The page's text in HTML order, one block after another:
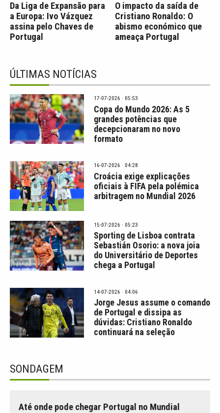
Da Liga de Expansão para
a Europa: Ivo Vázquez
assina pelo Chaves de
Portugal
O impacto da saída de
Cristiano Ronaldo: O
abismo económico que
ameaça Portugal
ÚLTIMAS NOTÍCIAS
17-07-2026 · 05:53
Copa do Mundo 2026: As 5
grandes potências que
decepcionaram no novo
formato
16-07-2026 · 04:28
Croácia exige explicações
oficiais à FIFA pela polémica
arbitragem no Mundial 2026
15-07-2026 · 05:23
Sporting de Lisboa contrata
Sebastián Osorio: a nova joia
do Universitário de Deportes
chega a Portugal
14-07-2026 · 04:06
Jorge Jesus assume o comando
de Portugal e dissipa as
dúvidas: Cristiano Ronaldo
continuará na seleção
SONDAGEM
Até onde pode chegar Portugal no Mundial